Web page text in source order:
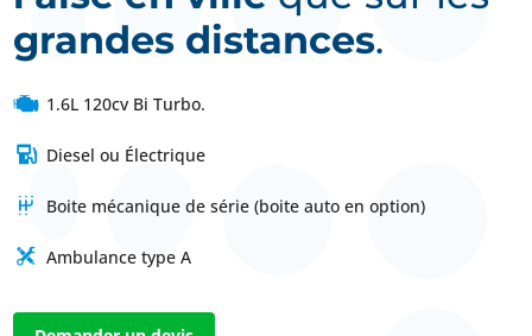
grandes distances.
1.6L 120cv Bi Turbo.
Diesel ou Électrique
Boite mécanique de série (boite auto en option)
Ambulance type A